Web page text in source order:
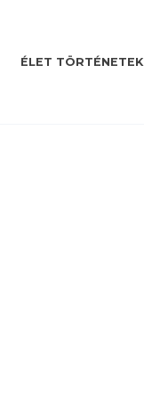
ÉLET TÖRTÉNETEK